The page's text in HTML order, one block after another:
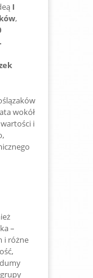
I
,
wokół
i
–
i różne